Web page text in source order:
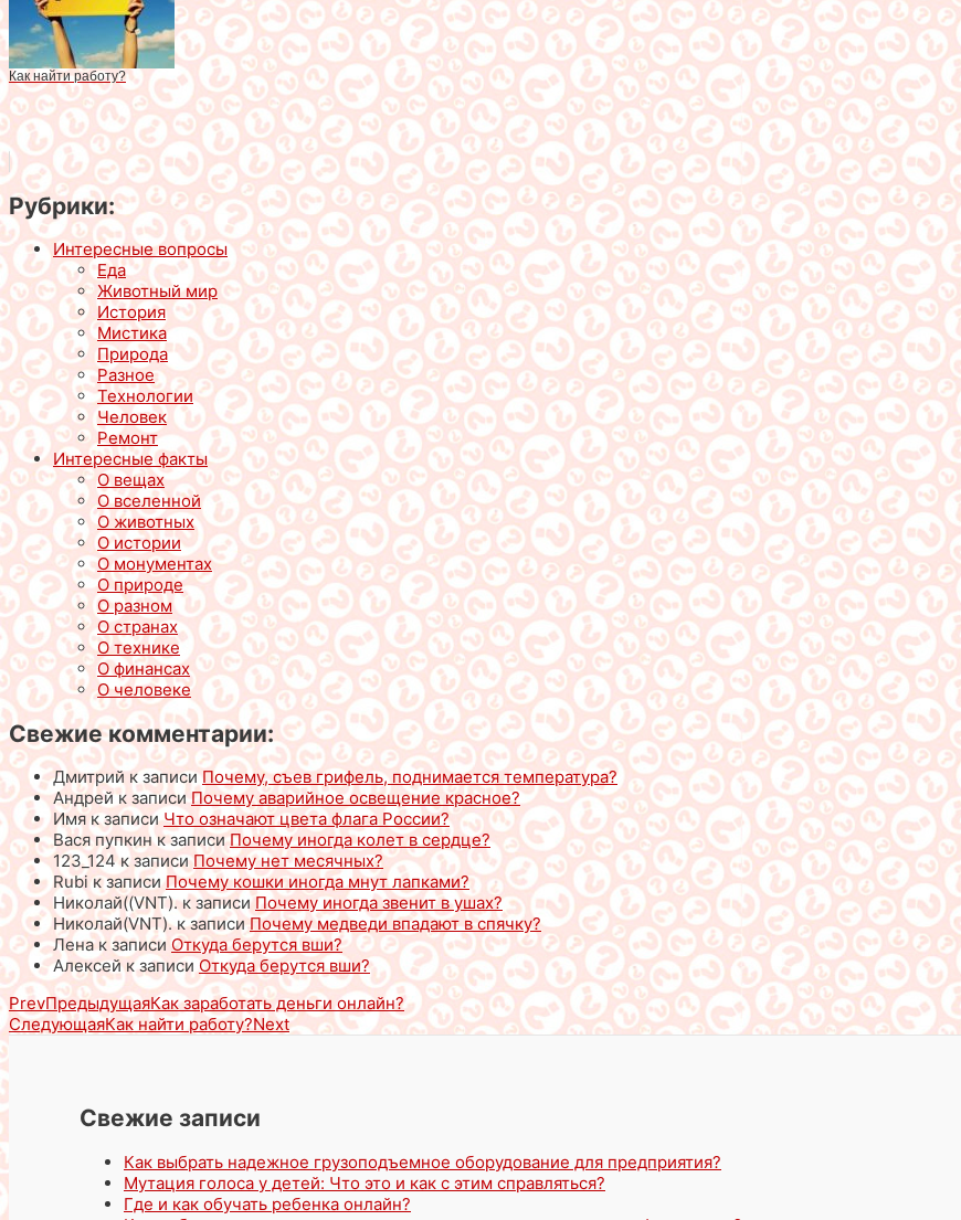
Как найти работу?
Рубрики:
Интересные вопросы
Еда
Животный мир
История
Мистика
Природа
Разное
Технологии
Человек
Ремонт
Интересные факты
О вещах
О вселенной
О животных
О истории
О монументах
О природе
О разном
О странах
О технике
О финансах
О человеке
Свежие комментарии:
Дмитрийк записиПочему, съев грифель, поднимается температура?
Андрейк записиПочему аварийное освещение красное?
Имяк записиЧто означают цвета флага России?
Вася пупкинк записиПочему иногда колет в сердце?
123_124к записиПочему нет месячных?
Rubiк записиПочему кошки иногда мнут лапками?
Николай((VNT).к записи Почему иногда звенит в ушах?
Николай(VNT).к записиПочему медведи впадают в спячку?
Ленак записи Откуда берутся вши?
Алексейк записи Откуда берутся вши?
PrevПредыдущаяКак заработать деньги онлайн?
СледующаяКак найти работу?Next
Свежие записи
Как выбрать надежное грузоподъемное оборудование для предприятия?
Мутация голоса у детей: Что это и как с этим справляться?
Где и как обучать ребенка онлайн?